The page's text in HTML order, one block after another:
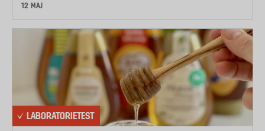
12 MAJ
LABORATORIETEST